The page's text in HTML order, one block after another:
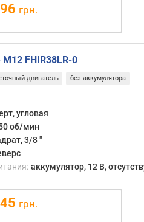
грн.
FHIR38LR-0
двигатель без аккумулятора
угловая
об/мин
3/8 "
аккумулятор, 12 В,
грн.